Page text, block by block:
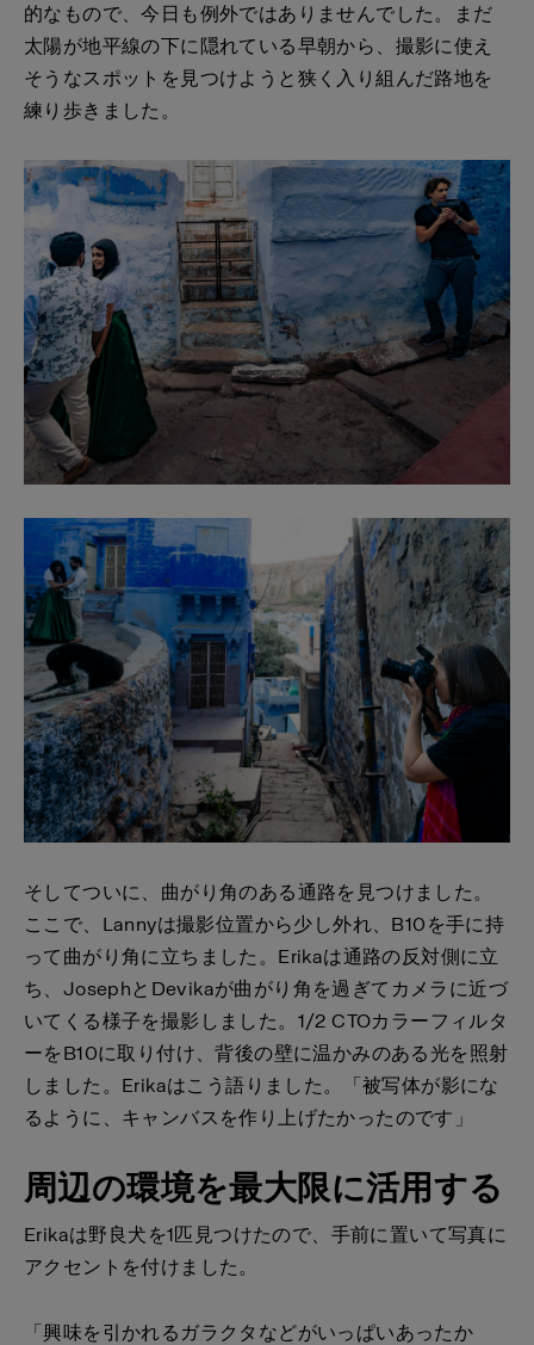
的なもので、今日も例外ではありませんでした。まだ
太陽が地平線の下に隠れている早朝から、撮影に使え
そうなスポットを見つけようと狭く入り組んだ路地を
練り歩きました。
そしてついに、曲がり角のある通路を見つけました。
ここで、Lannyは撮影位置から少し外れ、B10を手に持
って曲がり角に立ちました。Erikaは通路の反対側に立
ち、JosephとDevikaが曲がり角を過ぎてカメラに近づ
いてくる様子を撮影しました。1/2 CTOカラーフィルタ
ーをB10に取り付け、背後の壁に温かみのある光を照射
しました。Erikaはこう語りました。「被写体が影にな
るように、キャンバスを作り上げたかったのです」
周辺の環境を最大限に活用する
Erikaは野良犬を1匹見つけたので、手前に置いて写真に
アクセントを付けました。
「興味を引かれるガラクタなどがいっぱいあったか